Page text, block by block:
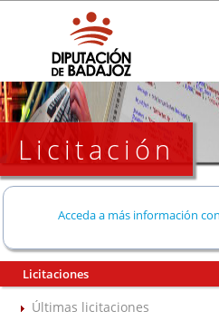
Licitación
Acceda a más información
Licitaciones
Últimas licitaciones